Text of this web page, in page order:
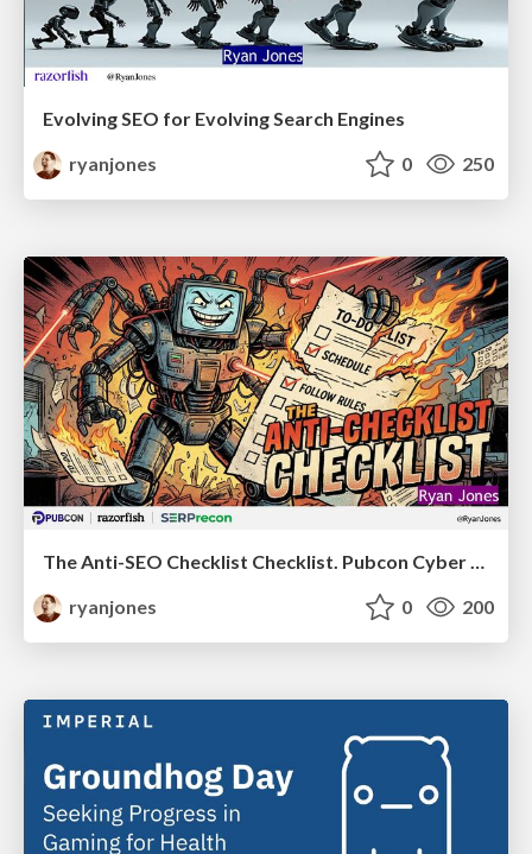
Evolving SEO for Evolving Search Engines
ryanjones
0 250
ryanjones
0 200